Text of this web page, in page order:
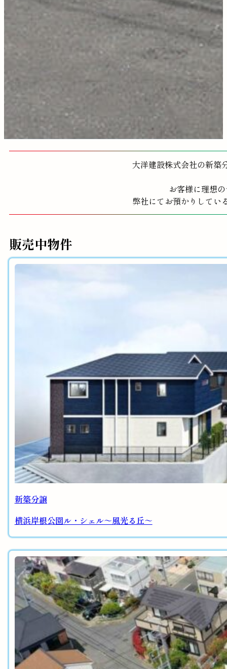
大洋建設株式会社の新築
お客様に理想
弊社にてお預かりしてい
販売中物件
新築分譲
横浜岸根公園ル・シェル～風光る丘～